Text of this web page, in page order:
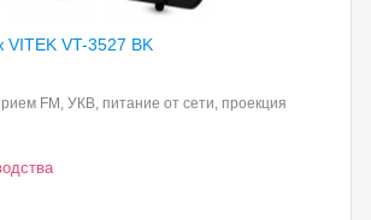
VITEK VT-3527 BK
FM, УКВ, питание от сети, проекция